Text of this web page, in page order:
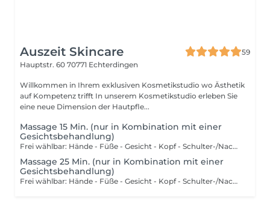
Auszeit Skincare
59
Hauptstr. 60 70771 Echterdingen
Willkommen in Ihrem exklusiven Kosmetikstudio wo Ästhetik
auf Kompetenz trifft In unserem Kosmetikstudio erleben Sie
eine neue Dimension der Hautpfle...
Massage 15 Min. (nur in Kombination mit einer
Gesichtsbehandlung)
Frei wählbar: Hände - Füße - Gesicht - Kopf - Schulter-/Nacken - Rücken
Massage 25 Min. (nur in Kombination mit einer
Gesichtsbehandlung)
Frei wählbar: Hände - Füße - Gesicht - Kopf - Schulter-/Nacken - Rücken